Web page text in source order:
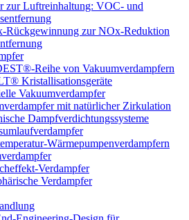
zur Luftreinhaltung: VOC- und
Rückgewinnung zur NOx-Reduktion
Reihe von Vakuumverdampfern
Kristallisationsgeräte
Vakuumverdampfer
mit natürlicher Zirkulation
Dampfverdichtungssysteme
Wärmepumpenverdampfern
Verdampfer
Verdampfer